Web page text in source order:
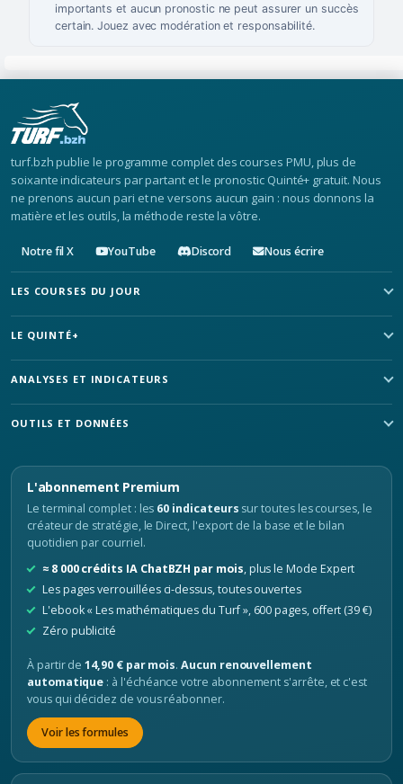
importants et aucun pronostic ne peut assurer un succès
certain. Jouez avec modération et responsabilité.
turf.bzh publie le programme complet des courses PMU, plus de
soixante indicateurs par partant et le pronostic Quinté+ gratuit. Nous
ne prenons aucun pari et ne versons aucun gain : nous donnons la
matière et les outils, la méthode reste la vôtre.
Notre fil X YouTube Discord Nous écrire
LES COURSES DU JOUR
LE QUINTÉ+
ANALYSES ET INDICATEURS
OUTILS ET DONNÉES
L'abonnement Premium
Le terminal complet : les 60 indicateurs sur toutes les courses, le
créateur de stratégie, le Direct, l'export de la base et le bilan
quotidien par courriel.
≈ 8 000 crédits IA ChatBZH par mois, plus le Mode Expert
Les pages verrouillées ci-dessus, toutes ouvertes
L'ebook « Les mathématiques du Turf », 600 pages, offert (39 €)
Zéro publicité
À partir de14,90 € par mois.Aucun renouvellement
automatique : à l'échéance votre abonnement s'arrête, et c'est
vous qui décidez de vous réabonner.
Voir les formules